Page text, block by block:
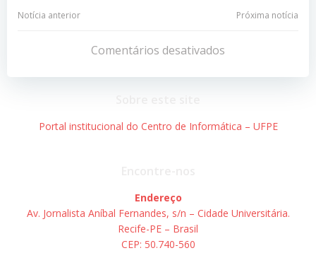
Navegação
Post
Notícia anterior
Navegação
de
Post
Próxima notícia
Comentários desativados
Portal institucional do Centro de Informática – UFPE
Endereço
Av. Jornalista Aníbal Fernandes, s/n – Cidade Universitária.
Recife-PE – Brasil
CEP: 50.740-560